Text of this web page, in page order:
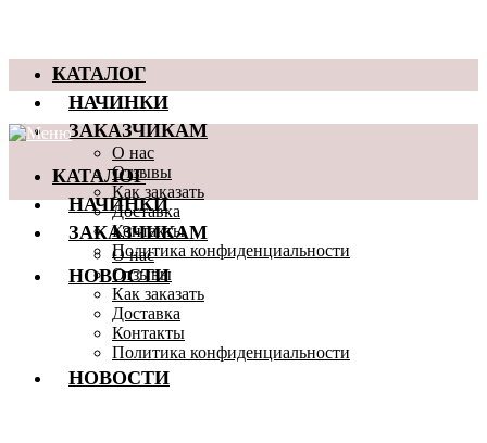
КАТАЛОГ
НАЧИНКИ
ЗАКАЗЧИКАМ
О нас
Отзывы
Как заказать
Доставка
Контакты
Политика конфиденциальности
НОВОСТИ
КАТАЛОГ
НАЧИНКИ
ЗАКАЗЧИКАМ
О нас
Отзывы
Как заказать
Доставка
Контакты
Политика конфиденциальности
НОВОСТИ